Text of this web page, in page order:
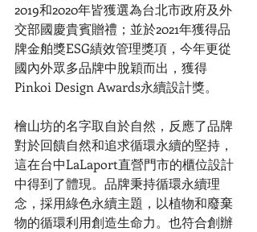
2019和2020年皆獲選為台北市政府及外
交部國慶貴賓贈禮；並於2021年獲得品
牌金舶獎ESG績效管理獎項，今年更從
國內外眾多品牌中脫穎而出，獲得
Pinkoi Design Awards永續設計獎。
檜山坊的名字取自於自然，反應了品牌
對於回饋自然和追求循環永續的堅持，
這在台中LaLaport直營門市的櫃位設計
中得到了體現。品牌秉持循環永續理
念，採用綠色永續主題，以植物和廢棄
物的循環利用創造生命力。也符合創辦